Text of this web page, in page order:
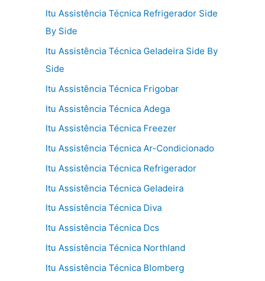
Itu Assistência Técnica Refrigerador Side
By Side
Itu Assistência Técnica Geladeira Side By
Side
Itu Assistência Técnica Frigobar
Itu Assistência Técnica Adega
Itu Assistência Técnica Freezer
Itu Assistência Técnica Ar-Condicionado
Itu Assistência Técnica Refrigerador
Itu Assistência Técnica Geladeira
Itu Assistência Técnica Diva
Itu Assistência Técnica Dcs
Itu Assistência Técnica Northland
Itu Assistência Técnica Blomberg